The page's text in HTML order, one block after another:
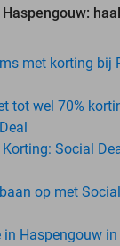
met korting bij
tot wel 70%
Social
op met
Haspengouw